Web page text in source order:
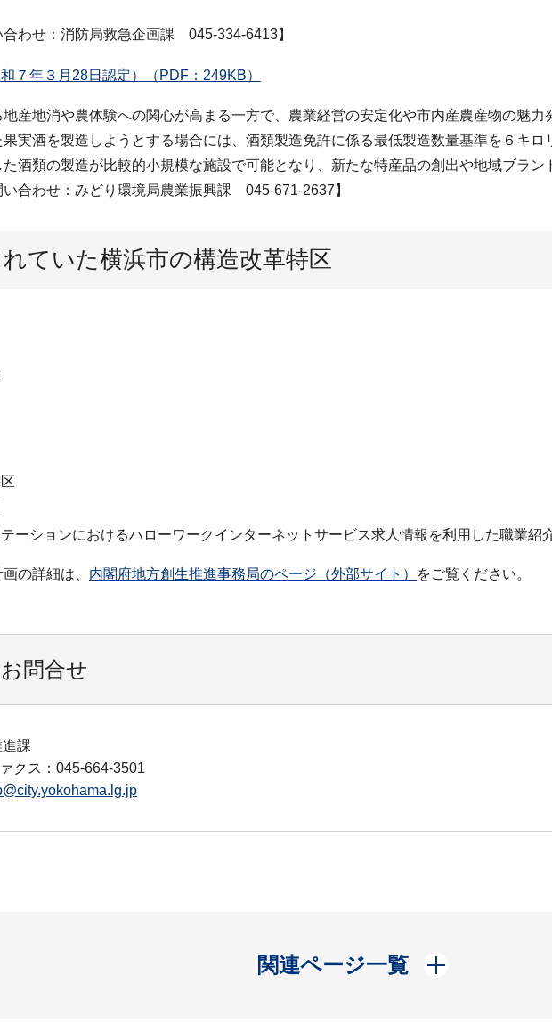
合わせ：消防局救急企画課 045-334-6413】
７年３月28日認定）（PDF：249KB）
産地消や農体験への関心が高まる一方で、農業経営の安定化や市内産農産物の魅
実酒を製造しようとする場合には、酒類製造免許に係る最低製造数量基準を６キ
酒類の製造が比較的小規模な施設で可能となり、新たな特産品の創出や地域ブラ
い合わせ：みどり環境局農業振興課 045-671-2637】
ていた横浜市の構造改革特区
ーションにおけるハローワークインターネットサービス求人情報を利用した職業紹
の詳細は、 内閣府地方創生推進事務局のページ（外部サイト） をご覧ください。
問合せ
課
クス：045-664-3501
関連ページ一覧
開く